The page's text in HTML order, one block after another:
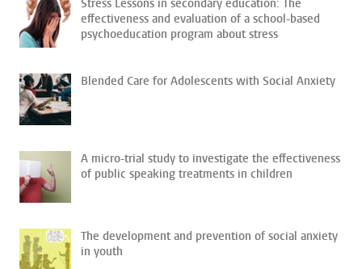
Stress Lessons in secondary education: The
effectiveness and evaluation of a school-based
psychoeducation program about stress
Blended Care for Adolescents with Social Anxiety
A micro-trial study to investigate the effectiveness
of public speaking treatments in children
The development and prevention of social anxiety
in youth